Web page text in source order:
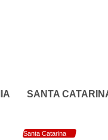
SANTA
Santa Catarina